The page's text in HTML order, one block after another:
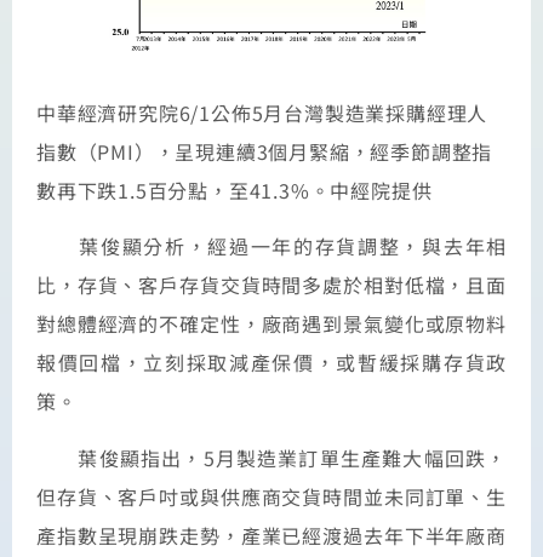
中華經濟研究院6/1公佈5月台灣製造業採購經理人
指數（PMI），呈現連續3個月緊縮，經季節調整指
數再下跌1.5百分點，至41.3%。中經院提供
葉俊顯分析，經過一年的存貨調整，與去年相
比，存貨、客戶存貨交貨時間多處於相對低檔，且面
對總體經濟的不確定性，廠商遇到景氣變化或原物料
報價回檔，立刻採取減產保價，或暫緩採購存貨政
策。
葉俊顯指出，5月製造業訂單生產難大幅回跌，
但存貨、客戶吋或與供應商交貨時間並未同訂單、生
產指數呈現崩跌走勢，產業已經渡過去年下半年廠商